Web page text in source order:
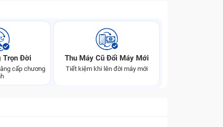
Trọn Đời
cấp chương
Thu Máy Cũ Đổi Máy Mới
Tiết kiệm khi lên đời máy mới